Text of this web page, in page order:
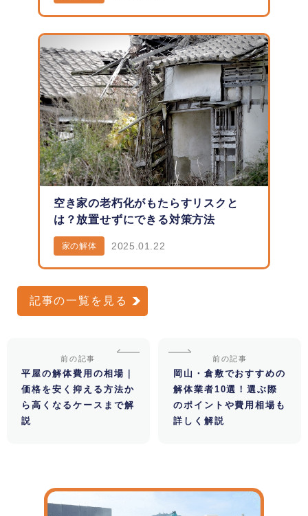
空き家の老朽化がもたらすリスクと
は？放置せずにできる対策方法
家の解体 2025.01.22
記事の一覧を見る
前の記事
平屋の解体費用の相場｜
価格を安く抑える方法か
ら高くなるケースまで解
説
前の記事
岡山・倉敷でおすすめの
解体業者10選！選ぶ際
のポイントや費用相場も
詳しく解説